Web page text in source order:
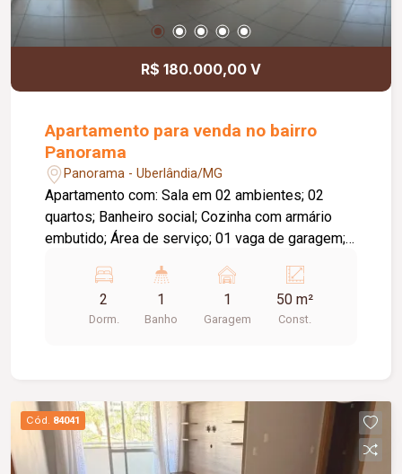
Brinquedoteca; Coworking; Delivery Center;
Espaço Funcional Fitness; Espelho d`água;
Fitness Center; Gourmet Space; Lobby; Piazza
del Vinno; Piscina; Playground; Pool Bar; Portaria;
02 torres; 80 apartamentos.
R$ 180.000,00 V
Apartamento para venda no bairro
Panorama
Panorama - Uberlândia/MG
Apartamento com: Sala em 02 ambientes; 02
quartos; Banheiro social; Cozinha com armário
embutido; Área de serviço; 01 vaga de garagem;
2
Dorm.
1
Banho
1
Garagem
50 m²
Const.
Cód. 84041